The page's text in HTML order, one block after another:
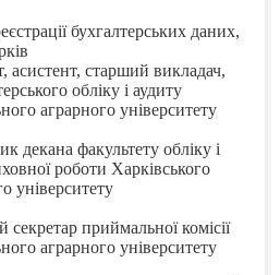
бухгалтерських даних,
асистент, старший викладач,
обліку і аудиту
аграрного університету
декана факультету обліку і
роботи Харківського
університету
секретар приймальної комісії
аграрного університету